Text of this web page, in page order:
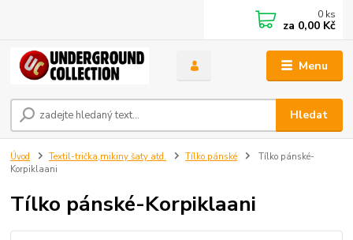
Menu
Hledat
0 ks
za 0,00 Kč
Úvod Textil-trička,mikiny šaty atd. Tílko pánské
Tílko pánské-
Korpiklaani
Tílko pánské-Korpiklaani